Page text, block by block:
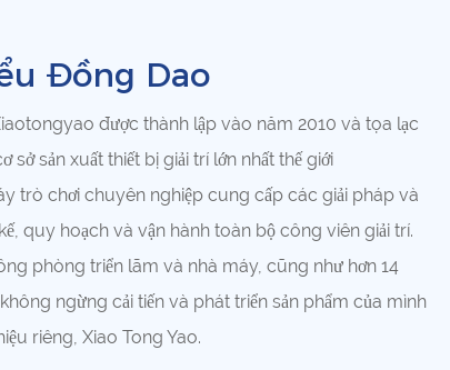
Đồng Dao
được thành lập vào năm 2010 và tọa lạc
sở sản xuất thiết bị giải trí lớn nhất thế giới
trò chơi chuyên nghiệp cung cấp các giải pháp và
quy hoạch và vận hành toàn bộ công viên giải trí.
phòng triển lãm và nhà máy, cũng như hơn 14
ngừng cải tiến và phát triển sản phẩm của mình
riêng, Xiao Tong Yao.